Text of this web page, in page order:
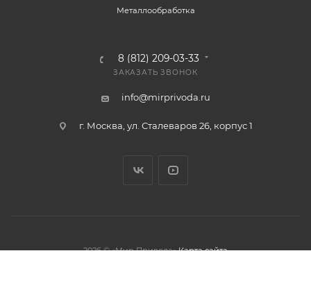
Металлообработка
8 (812) 209-03-33
ЗАКАЗАТЬ ЗВОНОК
info@mirprivoda.ru
г. Москва, ул. Сталеваров 26, корпус 1
2026 © «Мир Привода» Карта сайта